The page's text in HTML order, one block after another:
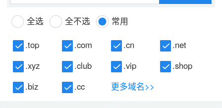
全选 全不选 常用
.top .com .cn
.net
.xyz
.club .vip
.shop
.biz
.cc 更多域名>>